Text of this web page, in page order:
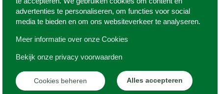
advertenties te personaliseren, om functies voor social
media te bieden en om ons websiteverkeer te analyseren.
Meer informatie over onze Cookies
Bekijk onze privacy voorwaarden
Cookies beheren Alles accepteren
4
D
96 m²
295 m²